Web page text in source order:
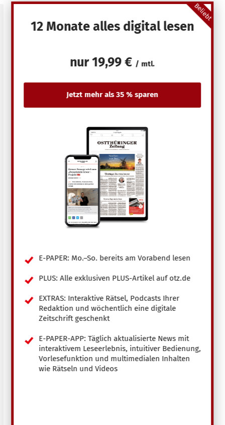
Beliebt
12 Monate alles digital lesen
nur19,99 € / mtl.
E-PAPER: Mo.–So. bereits am Vorabend lesen
PLUS: Alle exklusiven PLUS-Artikel auf otz.de
EXTRAS: Interaktive Rätsel, Podcasts Ihrer
Redaktion und wöchentlich eine digitale
Zeitschrift geschenkt
E-PAPER-APP: Täglich aktualisierte News mit
interaktivem Leseerlebnis, intuitiver Bedienung,
Vorlesefunktion und multimedialen Inhalten
wie Rätseln und Videos